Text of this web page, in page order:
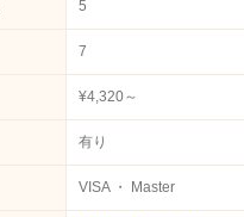
5
7
¥4,320～
有り
VISA ・ Master